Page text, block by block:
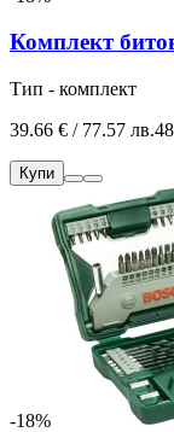
Комплект
Тип - комплект
39.66 € / 77.57 лв.
Купи
-18%